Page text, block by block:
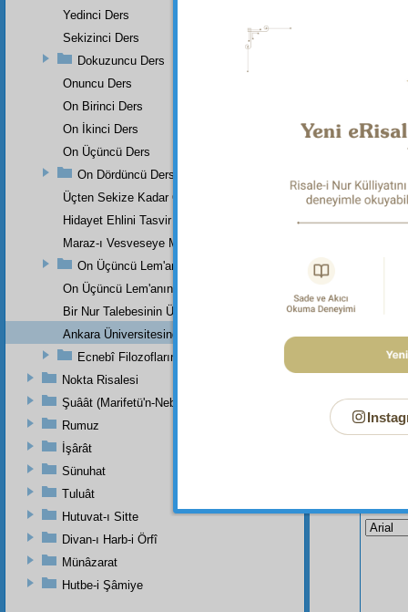
Yedinci Ders
Sekizinci Ders
Dokuzuncu Ders
Onuncu Ders
On Birinci Ders
On İkinci Ders
On Üçüncü Ders
On Dördüncü Ders
Üçten Sekize Kadar Olan Derslerin Özeti
Hidayet Ehlini Tasvir Eden Bir Levha
Maraz-ı Vesveseye Müptelâ Olanlara Bir Ders
On Üçüncü Lem'anın On İkinci İşaretinden
On Üçüncü Lem'anın On Üçüncü İşaretinin Üçüncü Noktasından
Bir Nur Talebesinin Üstad Hazretlerinin Dâr-ı Bekaya
Ankara Üniversitesinde Okunan Bir Konferans
Ecnebî Filozofların Kur'ân'ı Tasdiklerine Dair Şehadetleri
Nokta Risalesi
Şuâât (Marifetü'n-Nebi)
Rumuz
İşârât
Sünuhat
Tuluât
Hutuvat-ı Sitte
Divan-ı Harb-i Örfî
Münâzarat
Hutbe-i Şâmiye